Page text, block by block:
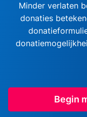
Minder verlaten
donaties
Begin